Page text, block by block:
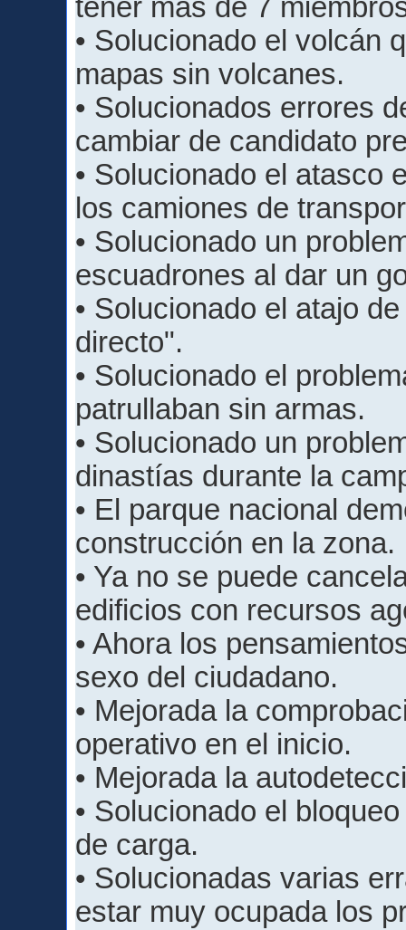
tener más de 7
• Solucionado el volcán
mapas sin volcanes.
• Solucionados errores
cambiar de candidato
• Solucionado el atasco
los camiones de
• Solucionado un
escuadrones al dar un
• Solucionado el atajo
directo".
• Solucionado el
patrullaban sin armas.
• Solucionado un
dinastías durante la
• El parque nacional
construcción en la zona.
• Ya no se puede
edificios con recursos
• Ahora los
sexo del ciudadano.
• Mejorada la
operativo en el inicio.
• Mejorada la
• Solucionado el
de carga.
• Solucionadas varias
estar muy ocupada los